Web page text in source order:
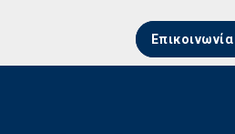
Επικοινωνία